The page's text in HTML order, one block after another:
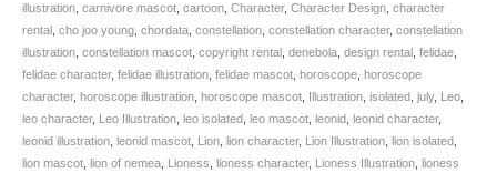
BVCD001650
quantity
illustration carnivore mascot cartoon Character, Character Design character
rental cho joo young chordata constellation constellation character, constellation
illustration constellation mascot copyright rental denebola design rental felidae
felidae character, felidae illustration felidae mascot horoscope horoscope
character, horoscope illustration horoscope mascot Illustration isolated july, Leo
leo character, Leo Illustration leo isolated leo mascot leonid leonid character,
leonid illustration leonid mascot Lion lion character, Lion Illustration lion isolated
lion mascot lion of nemea Lioness lioness character, Lioness Illustration lioness